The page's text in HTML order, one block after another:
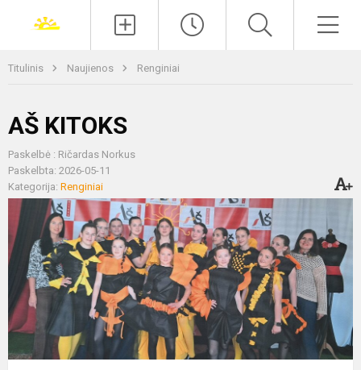
Titulinis Naujienos Renginiai
AŠ KITOKS
Paskelbė : Ričardas Norkus
Paskelbta: 2026-05-11
Kategorija: Renginiai